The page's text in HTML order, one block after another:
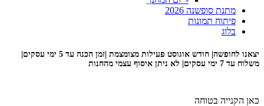
מתנת סופשנה 2026
פיתוח תמונות
בלוג
יצאנו לחופשה| חודש אוגוסט פעילות מצומצמת |זמן הכנה עד 5 ימי עסקים|
משלוח עד 7 ימי עסקים| לא ניתן איסוף עצמי מהחנות
כאן הקנייה בטוחה